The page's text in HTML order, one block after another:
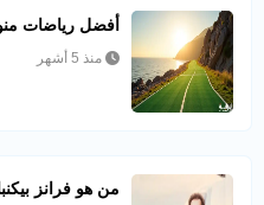
أفضل رياضات
منذ 5 أشهر
من هو فرانز